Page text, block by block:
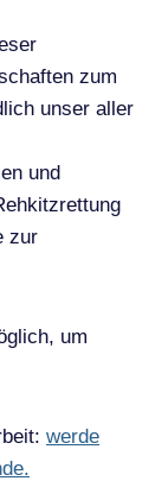
zum
unser aller
und
zur
um
werde